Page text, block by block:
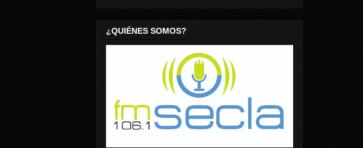
¿QUIÉNES SOMOS?